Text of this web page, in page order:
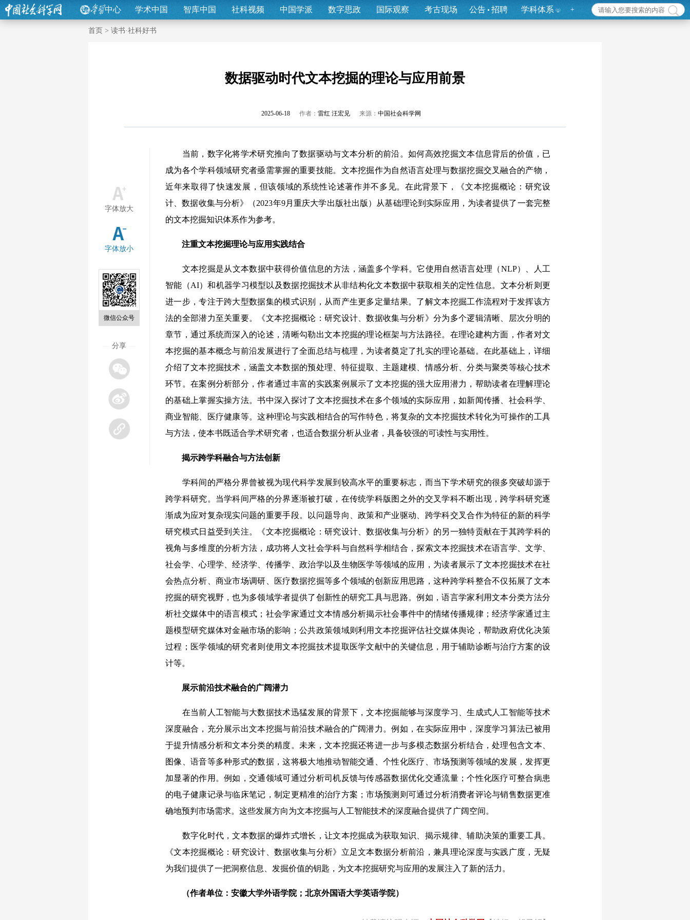
中心 学术中国 智库中国 社科视频 中国学派 数字思政 国际观察 考古现场 公告 招聘 学科体系 +
首页 > 读书·社科好书
数据驱动时代文本挖掘的理论与应用前景
2025-06-18 作者： 雷红 汪宏见 来源： 中国社会科学网
字体放大
字体放小
微信公众号
分享
当前，数字化将学术研究推向了数据驱动与文本分析的前沿。如何高效挖掘文本信息背后的价值，已
成为各个学科领域研究者亟需掌握的重要技能。文本挖掘作为自然语言处理与数据挖掘交叉融合的产物，
近年来取得了快速发展，但该领域的系统性论述著作并不多见。在此背景下，《文本挖掘概论：研究设
计、数据收集与分析》（2023年9月重庆大学出版社出版）从基础理论到实际应用，为读者提供了一套完整
的文本挖掘知识体系作为参考。
注重文本挖掘理论与应用实践结合
文本挖掘是从文本数据中获得价值信息的方法，涵盖多个学科。它使用自然语言处理（NLP）、人工
智能（AI）和机器学习模型以及数据挖掘技术从非结构化文本数据中获取相关的定性信息。文本分析则更
进一步，专注于跨大型数据集的模式识别，从而产生更多定量结果。了解文本挖掘工作流程对于发挥该方
法的全部潜力至关重要。《文本挖掘概论：研究设计、数据收集与分析》分为多个逻辑清晰、层次分明的
章节，通过系统而深入的论述，清晰勾勒出文本挖掘的理论框架与方法路径。在理论建构方面，作者对文
本挖掘的基本概念与前沿发展进行了全面总结与梳理，为读者奠定了扎实的理论基础。在此基础上，详细
介绍了文本挖掘技术，涵盖文本数据的预处理、特征提取、主题建模、情感分析、分类与聚类等核心技术
环节。在案例分析部分，作者通过丰富的实践案例展示了文本挖掘的强大应用潜力，帮助读者在理解理论
的基础上掌握实操方法。书中深入探讨了文本挖掘技术在多个领域的实际应用，如新闻传播、社会科学、
商业智能、医疗健康等。这种理论与实践相结合的写作特色，将复杂的文本挖掘技术转化为可操作的工具
与方法，使本书既适合学术研究者，也适合数据分析从业者，具备较强的可读性与实用性。
揭示跨学科融合与方法创新
学科间的严格分界曾被视为现代科学发展到较高水平的重要标志，而当下学术研究的很多突破却源于
跨学科研究。当学科间严格的分界逐渐被打破，在传统学科版图之外的交叉学科不断出现，跨学科研究逐
渐成为应对复杂现实问题的重要手段。以问题导向、政策和产业驱动、跨学科交叉合作为特征的新的科学
研究模式日益受到关注。《文本挖掘概论：研究设计、数据收集与分析》的另一独特贡献在于其跨学科的
视角与多维度的分析方法，成功将人文社会学科与自然科学相结合，探索文本挖掘技术在语言学、文学、
社会学、心理学、经济学、传播学、政治学以及生物医学等领域的应用，为读者展示了文本挖掘技术在社
会热点分析、商业市场调研、医疗数据挖掘等多个领域的创新应用思路，这种跨学科整合不仅拓展了文本
挖掘的研究视野，也为多领域学者提供了创新性的研究工具与思路。例如，语言学家利用文本分类方法分
析社交媒体中的语言模式；社会学家通过文本情感分析揭示社会事件中的情绪传播规律；经济学家通过主
题模型研究媒体对金融市场的影响；公共政策领域则利用文本挖掘评估社交媒体舆论，帮助政府优化决策
过程；医学领域的研究者则使用文本挖掘技术提取医学文献中的关键信息，用于辅助诊断与治疗方案的设
计等。
展示前沿技术融合的广阔潜力
在当前人工智能与大数据技术迅猛发展的背景下，文本挖掘能够与深度学习、生成式人工智能等技术
深度融合，充分展示出文本挖掘与前沿技术融合的广阔潜力。例如，在实际应用中，深度学习算法已被用
于提升情感分析和文本分类的精度。未来，文本挖掘还将进一步与多模态数据分析结合，处理包含文本、
图像、语音等多种形式的数据，这将极大地推动智能交通、个性化医疗、市场预测等领域的发展，发挥更
加显著的作用。例如，交通领域可通过分析司机反馈与传感器数据优化交通流量；个性化医疗可整合病患
的电子健康记录与临床笔记，制定更精准的治疗方案；市场预测则可通过分析消费者评论与销售数据更准
确地预判市场需求。这些发展方向为文本挖掘与人工智能技术的深度融合提供了广阔空间。
数字化时代，文本数据的爆炸式增长，让文本挖掘成为获取知识、揭示规律、辅助决策的重要工具。
《文本挖掘概论：研究设计、数据收集与分析》立足文本数据分析前沿，兼具理论深度与实践广度，无疑
为我们提供了一把洞察信息、发掘价值的钥匙，为文本挖掘研究与应用的发展注入了新的活力。
（作者单位：安徽大学外语学院；北京外国语大学英语学院）